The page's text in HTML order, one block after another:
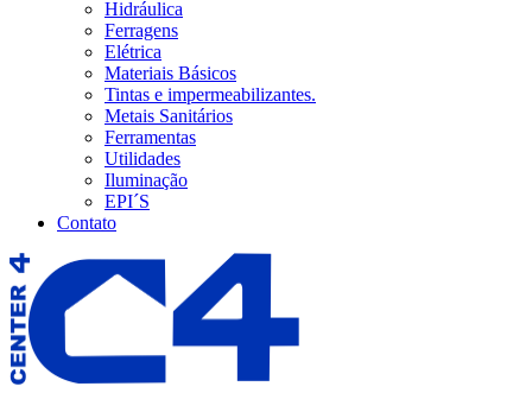
Hidráulica
Ferragens
Elétrica
Materiais Básicos
Tintas e impermeabilizantes.
Metais Sanitários
Ferramentas
Utilidades
Iluminação
EPI´S
Contato